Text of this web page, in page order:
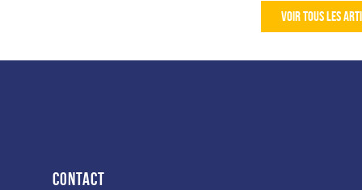
VOIR TOUS LES
CONTACT